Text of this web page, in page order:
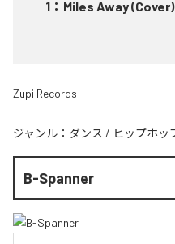
1 ： Miles Away (Cover)
Zupi Records
ジャンル： ダンス / ヒップホッ
B-Spanner